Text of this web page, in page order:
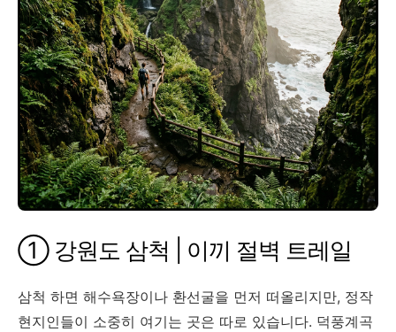
① 강원도 삼척 | 이끼 절벽 트레일
삼척 하면 해수욕장이나 환선굴을 먼저 떠올리지만, 정작
현지인들이 소중히 여기는 곳은 따로 있습니다. 덕풍계곡